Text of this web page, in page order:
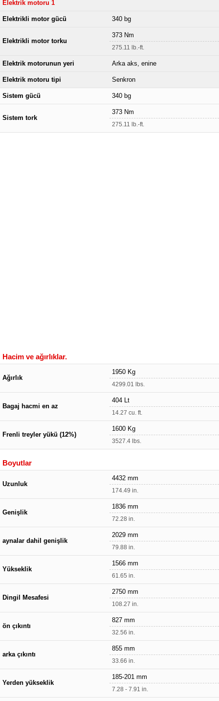
Elektrik motoru 1
Elektrikli motor gücü 340 bg
Elektrikli motor torku
373 Nm
275.11 lb.-ft.
Elektrik motorunun yeri Arka aks, enine
Elektrik motoru tipi Senkron
Sistem gücü 340 bg
Sistem tork
373 Nm
275.11 lb.-ft.
Hacim ve ağırlıklar.
Ağırlık
1950 Kg
4299.01 lbs.
Bagaj hacmi en az
404 Lt
14.27 cu. ft.
Frenli treyler yükü (12%)
1600 Kg
3527.4 lbs.
Boyutlar
Uzunluk
4432 mm
174.49 in.
Genişlik
1836 mm
72.28 in.
aynalar dahil genişlik
2029 mm
79.88 in.
Yükseklik
1566 mm
61.65 in.
Dingil Mesafesi
2750 mm
108.27 in.
ön çıkıntı
827 mm
32.56 in.
arka çıkıntı
855 mm
33.66 in.
Yerden yükseklik
185-201 mm
7.28 - 7.91 in.